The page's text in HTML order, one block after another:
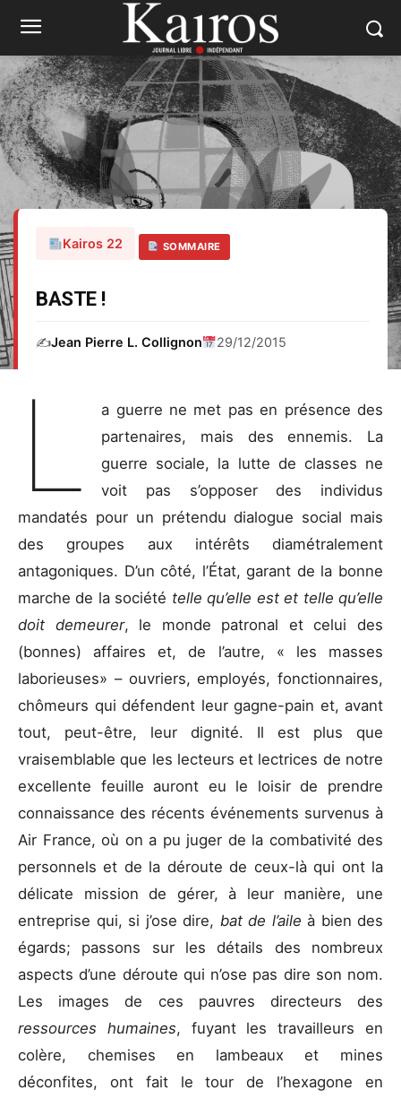
Kairos 22 SOMMAIRE
BASTE !
✍️Jean Pierre L. Collignon 29/12/2015
L
a guerre ne met pas en présence des
partenaires, mais des ennemis. La
guerre sociale, la lutte de classes ne
voit pas s’opposer des individus
mandatés pour un prétendu dialogue social mais
des groupes aux intérêts diamétralement
antagoniques. D’un côté, l’État, garant de la bonne
marche de la société telle qu’elle est et telle qu’elle
doit demeurer, le monde patronal et celui des
(bonnes) affaires et, de l’autre, « les masses
laborieuses» – ouvriers, employés, fonctionnaires,
chômeurs qui défendent leur gagne-pain et, avant
tout, peut-être, leur dignité. Il est plus que
vraisemblable que les lecteurs et lectrices de notre
excellente feuille auront eu le loisir de prendre
connaissance des récents événements survenus à
Air France, où on a pu juger de la combativité des
personnels et de la déroute de ceux-là qui ont la
délicate mission de gérer, à leur manière, une
entreprise qui, si j’ose dire, bat de l’aile à bien des
égards; passons sur les détails des nombreux
aspects d’une déroute qui n’ose pas dire son nom.
Les images de ces pauvres directeurs des
ressources humaines, fuyant les travailleurs en
colère, chemises en lambeaux et mines
déconfites, ont fait le tour de l’hexagone en